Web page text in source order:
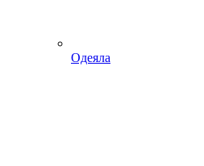
Одеяла